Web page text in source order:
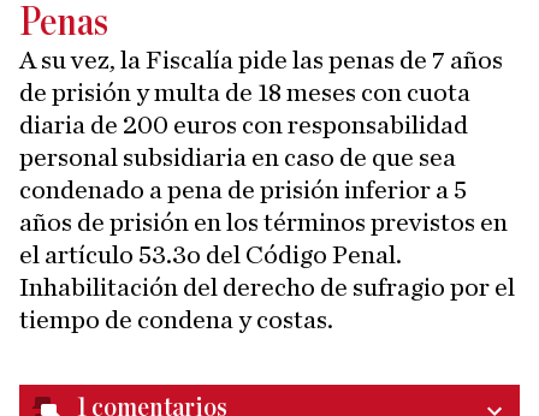
Penas
A su vez, la Fiscalía pide las penas de 7 años
de prisión y multa de 18 meses con cuota
diaria de 200 euros con responsabilidad
personal subsidiaria en caso de que sea
condenado a pena de prisión inferior a 5
años de prisión en los términos previstos en
el artículo 53.3o del Código Penal.
Inhabilitación del derecho de sufragio por el
tiempo de condena y costas.
1 comentarios